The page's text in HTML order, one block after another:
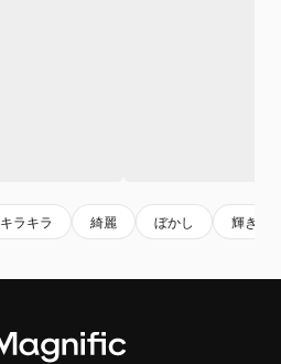
キラキラ 綺麗 ぼかし 輝き